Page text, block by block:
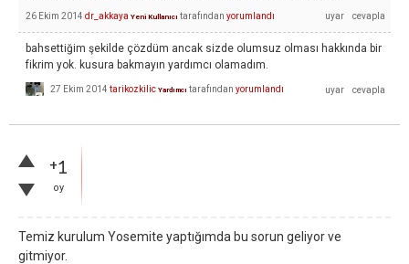
26 Ekim 2014 dr_akkaya Yeni Kullanıcı tarafından yorumlandı
bahsettiğim şekilde çözdüm ancak sizde olumsuz olması hakkında bir
fikrim yok. kusura bakmayın yardımcı olamadım.
27 Ekim 2014 tarikozkilic Yardımcı tarafından yorumlandı
+1
oy
Temiz kurulum Yosemite yaptığımda bu sorun geliyor ve
gitmiyor.